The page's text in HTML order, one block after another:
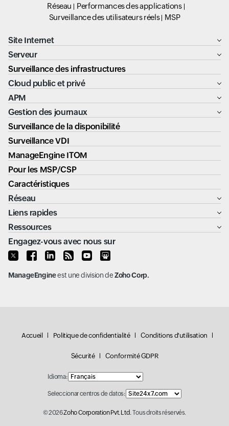
Réseau
Performances des applications
Surveillance des utilisateurs réels
MSP
Site Internet
Serveur
Surveillance des infrastructures
Cloud public et privé
APM
Gestion des journaux
Surveillance de la disponibilité
Surveillance VDI
ManageEngine ITOM
Pour les MSP/CSP
Caractéristiques
Réseau
Liens rapides
Ressources
Engagez-vous avec nous sur
ManageEngineest une division deZoho Corp.
Accueil Politique de confidentialité Conditions d'utilisation
Sécurité Conformité GDPR
Idioma:
Seleccionar centros de datos:
© 2026Zoho Corporation Pvt. Ltd.Tous droits réservés.